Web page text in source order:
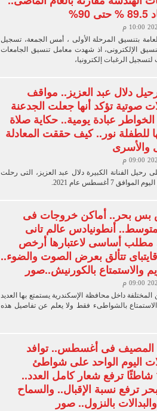
بتنسيق المرحلة الأولى ، أمس الجمعة، تسجيل
الإلكترونى، اذ شهدت معامل تنسيق الجامعات
لتسجيل الرغبات إلكترونيا،
دلال عبد العزيز.. مواقف
صوتية تؤكد أنها جعلت الجدعنة
عبادة يومية.. حكاية صلاة
للطفلة نور.. كيف حققت المعادلة
والأسرى
الفنانة الكبيرة دلال عبد العزيز، التى رحلت
7 أغسطس عام 2021.
بس بحر.. أماكن خروجات فى
أنطونيادس عالم تانى
مطلب أساسى لاعتبارها أرخص
تتألق بعرض الصوت والضوء..
والاستمتاع بالكورنيش..صور
المختلفة داخل محافظة الإسكندرية يستمتع بها العديد
بالشواطىء فقط ولا يعلم عن تفاصيل هذه
المصيف فى أغسطس.. توافد
اليوم الواحد على شواطئ
الإسكندرية.. 16 شاطئًا ترفع شعار كامل العدد..
ترفع نسبة الإقبال.. والسماح
والبدالات بالنزول.. صور